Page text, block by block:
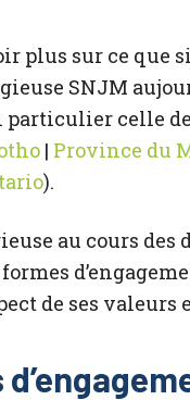
plus sur ce que
SNJM
celle
| Province du
).
au cours des
de ses valeurs